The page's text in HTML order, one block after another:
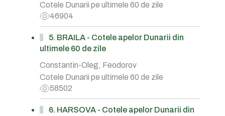
Cotele Dunarii pe ultimele 60 de zile
46904
5. BRAILA - Cotele apelor Dunarii din
ultimele 60 de zile
Constantin-Oleg, Feodorov
Cotele Dunarii pe ultimele 60 de zile
58502
6. HARSOVA - Cotele apelor Dunarii din